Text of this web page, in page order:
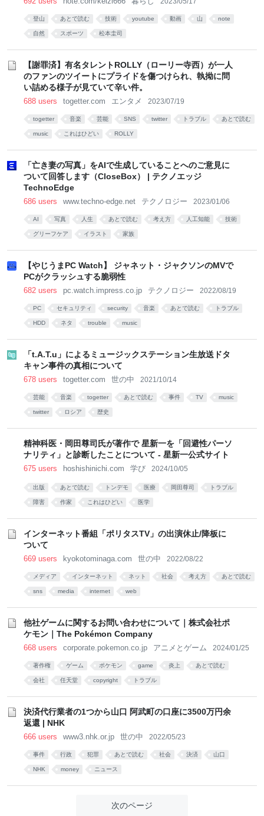
登山 あとで読む 技術 youtube 動画 山 note
自然 スポーツ 松本圭司
【謝罪済】有名タレントROLLY（ローリー寺西）が一人
のファンのツイートにプライドを傷つけられ、執拗に問
い詰める様子が見ていて辛い件。
688 users togetter.com エンタメ 2023/07/19
togetter 音楽 芸能 SNS twitter トラブル あとで読む
music これはひどい ROLLY
「亡き妻の写真」をAIで生成していることへのご意見に
ついて回答します（CloseBox） | テクノエッジ
TechnoEdge
686 users www.techno-edge.net テクノロジー 2023/01/06
AI 写真 人生 あとで読む 考え方 人工知能 技術
グリーフケア イラスト 家族
【やじうまPC Watch】 ジャネット・ジャクソンのMVで
PCがクラッシュする脆弱性
682 users pc.watch.impress.co.jp テクノロジー 2022/08/19
PC セキュリティ security 音楽 あとで読む トラブル
HDD ネタ trouble music
「t.A.T.u」によるミュージックステーション生放送ドタ
キャン事件の真相について
678 users togetter.com 世の中 2021/10/14
芸能 音楽 togetter あとで読む 事件 TV music
twitter ロシア 歴史
精神科医・岡田尊司氏が著作で 星新一を「回避性パーソ
ナリティ」と診断したことについて - 星新一公式サイト
675 users hoshishinichi.com 学び 2024/10/05
出版 あとで読む トンデモ 医療 岡田尊司 トラブル
障害 作家 これはひどい 医学
インターネット番組「ポリタスTV」の出演休止/降板に
ついて
669 users kyokotominaga.com 世の中 2022/08/22
メディア インターネット ネット 社会 考え方 あとで読む
sns media internet web
他社ゲームに関するお問い合わせについて｜株式会社ポ
ケモン｜The Pokémon Company
668 users corporate.pokemon.co.jp アニメとゲーム 2024/01/25
著作権 ゲーム ポケモン game 炎上 あとで読む
会社 任天堂 copyright トラブル
決済代行業者の1つから山口 阿武町の口座に3500万円余
返還 | NHK
666 users www3.nhk.or.jp 世の中 2022/05/23
事件 行政 犯罪 あとで読む 社会 決済 山口
NHK money ニュース
次のページ